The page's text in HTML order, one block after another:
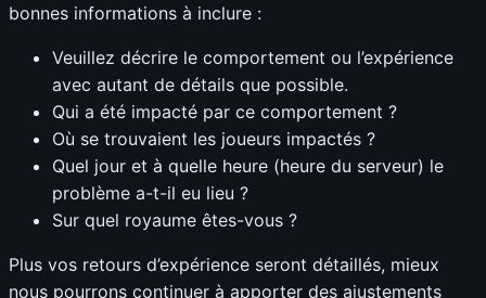
bonnes informations à inclure :
Veuillez décrire le comportement ou l’expérience
avec autant de détails que possible.
Qui a été impacté par ce comportement ?
Où se trouvaient les joueurs impactés ?
Quel jour et à quelle heure (heure du serveur) le
problème a-t-il eu lieu ?
Sur quel royaume êtes-vous ?
Plus vos retours d’expérience seront détaillés, mieux
nous pourrons continuer à apporter des ajustements